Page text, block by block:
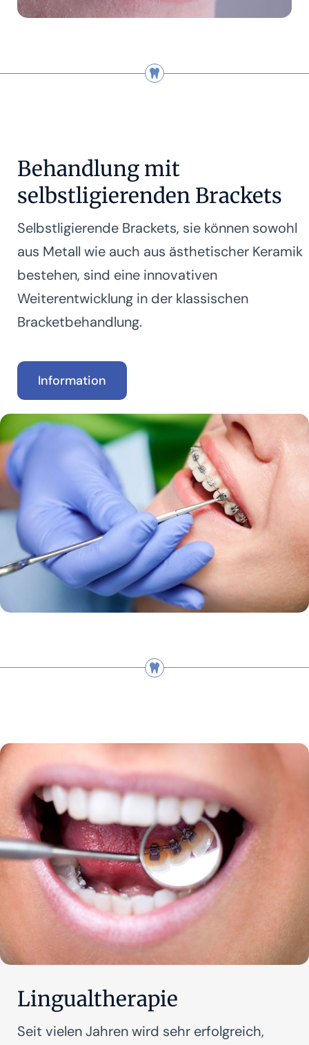
Behandlung mit
selbstligierenden Brackets
Selbstligierende Brackets, sie können sowohl
aus Metall wie auch aus ästhetischer Keramik
bestehen, sind eine innovativen
Weiterentwicklung in der klassischen
Bracketbehandlung.
Information
Lingualtherapie
Seit vielen Jahren wird sehr erfolgreich,